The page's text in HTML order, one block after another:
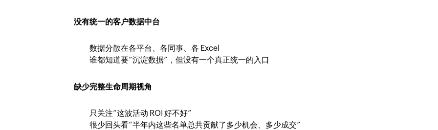
没有统一的客户数据中台
数据分散在各平台、各同事、各 Excel
谁都知道要“沉淀数据”，但没有一个真正统一的入口
缺少完整生命周期视角
只关注“这波活动 ROI 好不好”
很少回头看“半年内这些名单总共贡献了多少机会、多少成交”